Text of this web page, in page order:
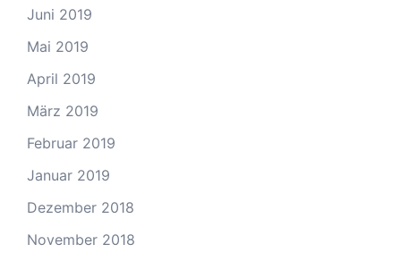
Juni 2019
Mai 2019
April 2019
März 2019
Februar 2019
Januar 2019
Dezember 2018
November 2018